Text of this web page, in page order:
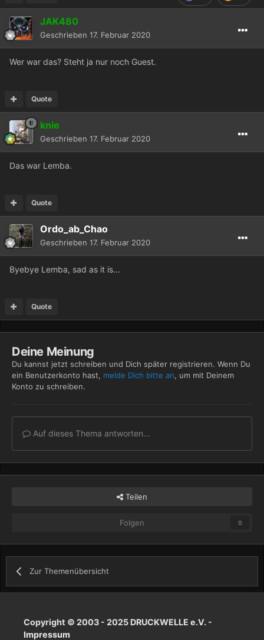
JAK480
Geschrieben 17. Februar 2020
Wer war das? Steht ja nur noch Guest.
Quote
knie
Geschrieben 17. Februar 2020
Das war Lemba.
Quote
Ordo_ab_Chao
Geschrieben 17. Februar 2020
Byebye Lemba, sad as it is...
Quote
Deine Meinung
Du kannst jetzt schreiben und Dich später registrieren. Wenn Du
ein Benutzerkonto hast, melde Dich bitte an, um mit Deinem
Konto zu schreiben.
Auf dieses Thema antworten...
Teilen
Folgen 0
Zur Themenübersicht
Copyright © 2003 - 2025 DRUCKWELLE e.V. -
Impressum